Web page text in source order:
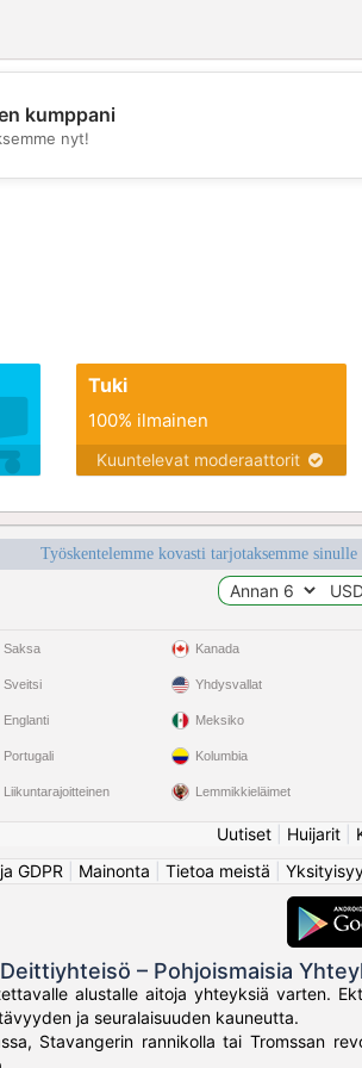
kumppani
nyt!
Tuki
100% ilmainen
Kuuntelevat moderaattorit
Työskentelemme kovasti tarjotaksemme
Saksa
Sveitsi
Englanti
Portugali
Liikuntarajoitteinen
Kanada
Yhdysvallat
Meksiko
Kolumbia
Lemmikkieläimet
Uutiset Huijarit
GDPR
Mainonta Tietoa meistä
– Pohjoismaisia
alustalle aitoja yhteyksiä varten.
ja seuralaisuuden kauneutta.
Stavangerin rannikolla tai Tromssan